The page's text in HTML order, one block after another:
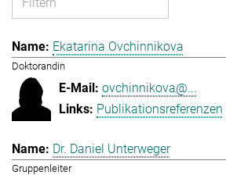
Ekatarina Ovchinnikova
Doktorandin
ovchinnikova@...
Publikationsreferenzen
Dr. Daniel Unterweger
Gruppenleiter